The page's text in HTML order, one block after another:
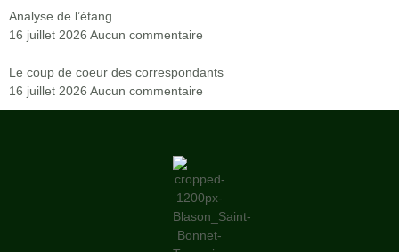
Analyse de l’étang
16 juillet 2026 Aucun commentaire
Le coup de coeur des correspondants
16 juillet 2026 Aucun commentaire